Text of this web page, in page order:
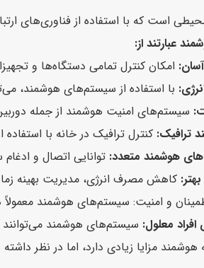
است که با استفاده از فناوری‌های
عبارتند از:
امکان کنترل تمامی دستگاه‌ها و
با استفاده از سیستم‌های هوشمند،
سیستم‌های امنیت هوشمند از جمله
ترافیک: کنترل ترافیک در خانه با
هوشمند متعدد: توانایی اتصال و
کاهش مصرف انرژی، مدیریت بهینه
و امنیت: سیستم‌های هوشمند
افراد معلول: سیستم‌های هوشمند می‌توانند
مزایا زیادی دارد، اما در نظر